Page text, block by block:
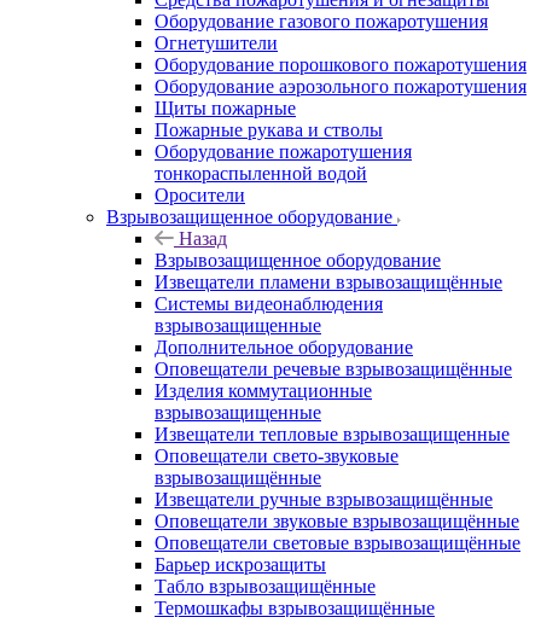
Оборудование газового пожаротушения
Огнетушители
Оборудование порошкового пожаротушения
Оборудование аэрозольного пожаротушения
Щиты пожарные
Пожарные рукава и стволы
Оборудование пожаротушения
тонкораспыленной водой
Оросители
Взрывозащищенное оборудование
Назад
Взрывозащищенное оборудование
Извещатели пламени взрывозащищённые
Системы видеонаблюдения
взрывозащищенные
Дополнительное оборудование
Оповещатели речевые взрывозащищённые
Изделия коммутационные
взрывозащищенные
Извещатели тепловые взрывозащищенные
Оповещатели свето-звуковые
взрывозащищённые
Извещатели ручные взрывозащищённые
Оповещатели звуковые взрывозащищённые
Оповещатели световые взрывозащищённые
Барьер искрозащиты
Табло взрывозащищённые
Термошкафы взрывозащищённые